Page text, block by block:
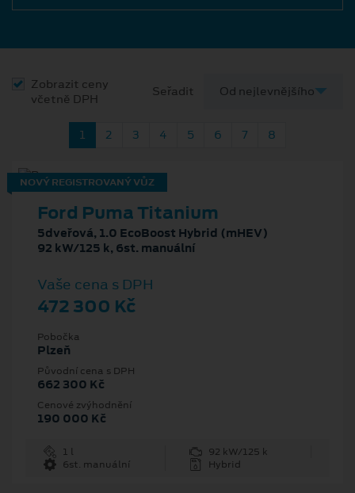
Zobrazit ceny
včetně DPH
Seřadit
1 2 3 4 5 6 7 8
NOVÝ REGISTROVANÝ VŮZ
Ford Puma Titanium
5dveřová, 1.0 EcoBoost Hybrid (mHEV)
92 kW/125 k, 6st. manuální
Vaše cena s DPH
472 300 Kč
Pobočka
Plzeň
Původní cena s DPH
662 300 Kč
Cenové zvýhodnění
190 000 Kč
1 l
92 kW/125 k
6st. manuální
Hybrid